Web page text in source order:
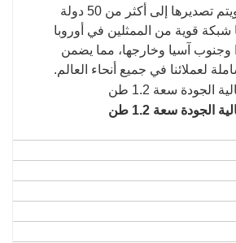
معترف بها عالميًا ويتم تصديرها إلى أكثر من 50 دولة
شبكة قوية من الممثلين في أوروبا
وجنوب آسيا وخارجها، مما يضمن
لعملائنا في جميع أنحاء العالم.